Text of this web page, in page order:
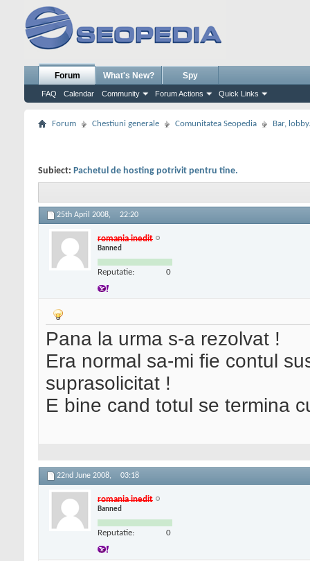
Forum
FAQ Calendar Community Forum Actions Quick Links
What's New? Spy
Forum Chestiuni generale Comunitatea Seopedia Bar,
Subiect: Pachetul de hosting potrivit pentru tine.
25th April 2008, 22:20
romania inedit
Banned
Reputatie: 0
Pana la urma s-a rezolvat !
Era normal sa-mi fie contul
suprasolicitat !
E bine cand totul se termina
22nd June 2008, 03:18
romania inedit
Banned
Reputatie: 0